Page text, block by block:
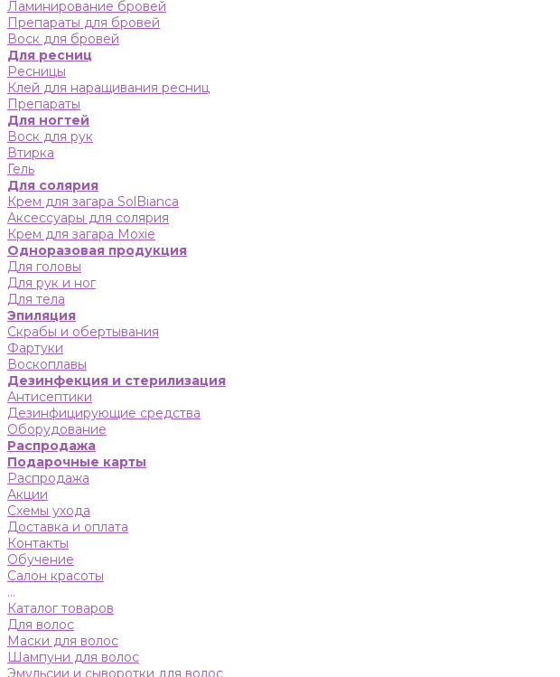
Ламинирование бровей
Препараты для бровей
Воск для бровей
Для ресниц
Ресницы
Клей для наращивания ресниц
Препараты
Для ногтей
Воск для рук
Втирка
Гель
Для солярия
Крем для загара SolBianca
Аксессуары для солярия
Крем для загара Moxie
Одноразовая продукция
Для головы
Для рук и ног
Для тела
Эпиляция
Скрабы и обертывания
Фартуки
Воскоплавы
Дезинфекция и стерилизация
Антисептики
Дезинфицирующие средства
Оборудование
Распродажа
Подарочные карты
Распродажа
Акции
Схемы ухода
Доставка и оплата
Контакты
Обучение
Салон красоты
...
Каталог товаров
Для волос
Маски для волос
Шампуни для волос
Эмульсии и сыворотки для волос